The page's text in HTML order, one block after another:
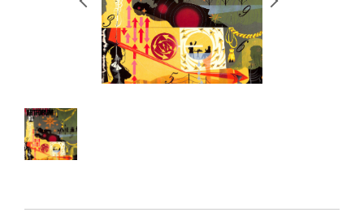
RETRACE
コンサート
出演者
出版物
動画
スカラシップ受賞者